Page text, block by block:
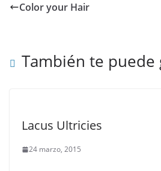
Color your Hair
También te puede
Lacus Ultricies
24 marzo, 2015